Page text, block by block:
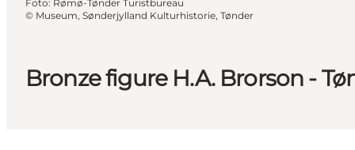
Bronze figure H.A. Brorson -
Foto: Rømø-Tønder Turistbureau
© Museum, Sønderjylland Kulturhistorie, Tønder